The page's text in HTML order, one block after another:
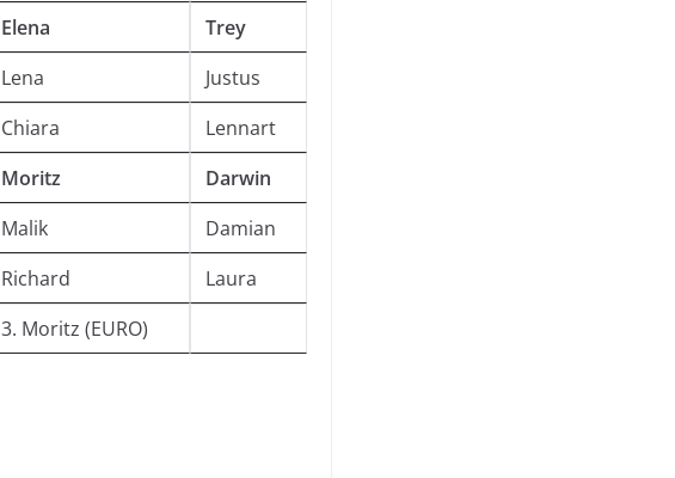
Elena
Trey
Lena
Justus
Chiara
Lennart
Moritz
Darwin
Malik
Damian
Richard
Laura
3. Moritz (EURO)